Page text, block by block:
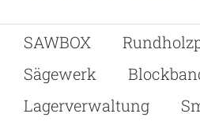
SAWBOX
Sägewerk
Lagerverwaltung